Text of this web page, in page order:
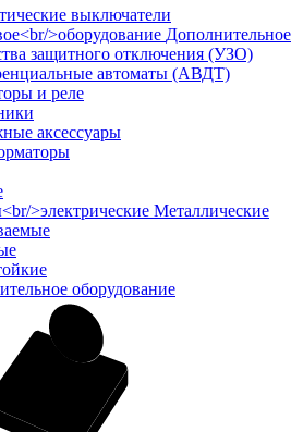
выключатели
защитного отключения (УЗО)
автоматы (АВДТ)
и реле
аксессуары
Металлические
оборудование